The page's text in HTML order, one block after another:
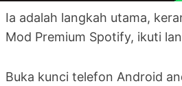
Ia adalah langkah utama,
Mod Premium Spotify, ikuti
Buka kunci telefon Android